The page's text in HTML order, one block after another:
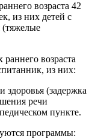
возраста 42
из них детей с
(тяжелые
возраста
из них:
здоровья (задержка
речи
пункте.
программы: